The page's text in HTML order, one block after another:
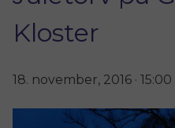
Kloster
18. november, 2016 · 15:00